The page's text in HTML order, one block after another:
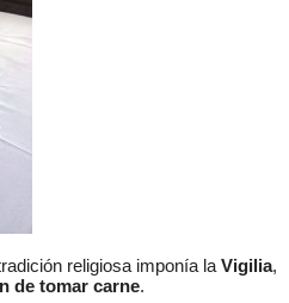
religiosa imponía la Vigilia,
de tomar carne.